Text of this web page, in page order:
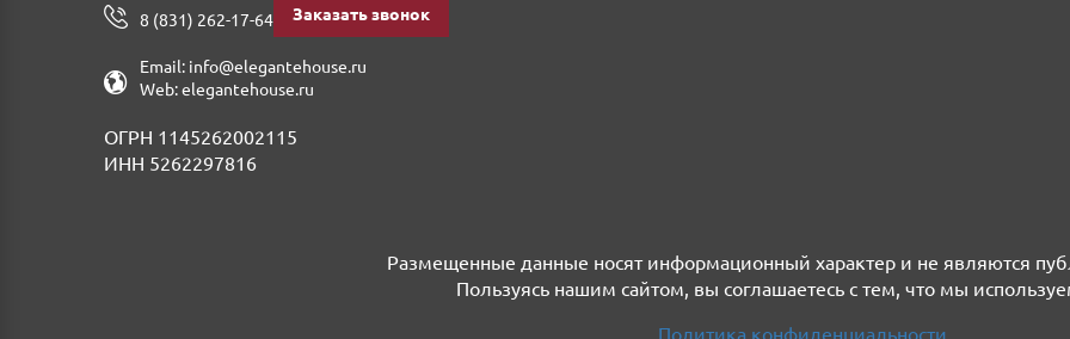
8 (831) 262-17-64 Заказать звонок
Email: info@elegantehouse.ru
Web:elegantehouse.ru
ОГРН 1145262002115
ИНН 5262297816
Размещенные данные носят информационный характер и не являются
Пользуясь нашим сайтом, вы соглашаетесь с тем, что мы
Политика конфиденциальности